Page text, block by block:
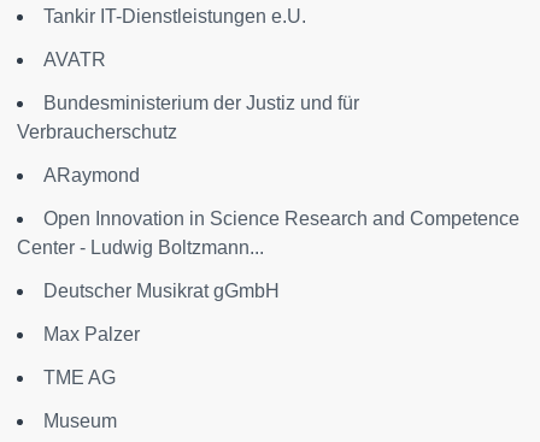
Tankir IT-Dienstleistungen e.U.
AVATR
Bundesministerium der Justiz und für
Verbraucherschutz
ARaymond
Open Innovation in Science Research and Competence
Center - Ludwig Boltzmann...
Deutscher Musikrat gGmbH
Max Palzer
TME AG
Museum